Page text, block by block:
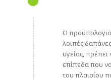
Ο
λοιπές
υγείας, πρέπει
επίπεδα που
του πλαισίου